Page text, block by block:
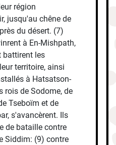
région
jusqu'au chêne de
du désert. (7)
à En-Mishpath,
battirent les
territoire, ainsi
à Hatsatson-
rois de Sodome, de
Tseboïm et de
s'avancèrent. Ils
de bataille contre
Siddim: (9) contre